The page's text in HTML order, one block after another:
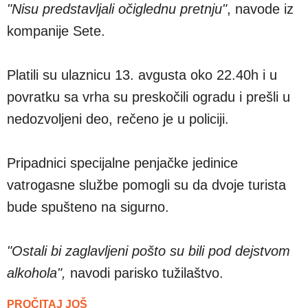
"Nisu predstavljali očiglednu pretnju", navode iz
kompanije Sete.
Platili su ulaznicu 13. avgusta oko 22.40h i u
povratku sa vrha su preskočili ogradu i prešli u
nedozvoljeni deo, rečeno je u policiji.
Pripadnici specijalne penjačke jedinice
vatrogasne službe pomogli su da dvoje turista
bude spušteno na sigurno.
"Ostali bi zaglavljeni pošto su bili pod dejstvom
alkohola", navodi parisko tužilaštvo.
PROČITAJ JOŠ